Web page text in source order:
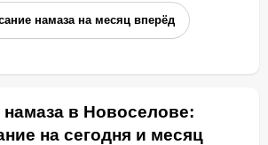
намаза на месяц вперёд
в Новоселове:
на сегодня и месяц